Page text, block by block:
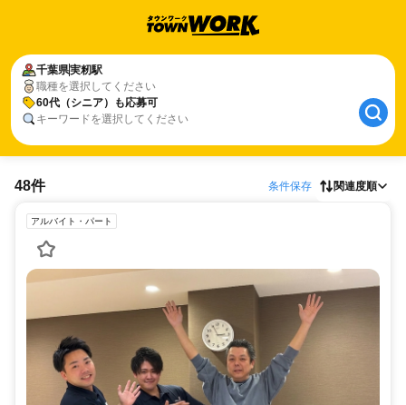
千葉県実籾駅
職種を選択してください
60代（シニア）も応募可
キーワードを選択してください
48件 条件保存 関連度順
アルバイト・パート